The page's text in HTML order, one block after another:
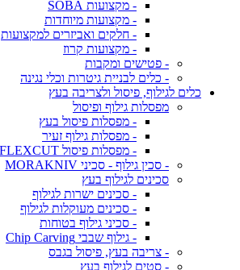
- מקצועות SOBA
- מקצועות מיוחדות
- חלקים ואביזרים למקצועות
- מקצועות קרוז
- פטישים ומקבות
- כלים לבניית גיטרות וכלי נגינה
כלים לגילוף, פיסול ולצריבה בעץ
מפסלות גילוף ופיסול
- מפסלות פיסול בעץ
- מפסלות גילוף זעיר
- מפסלות פיסול FLEXCUT
- סכין גילוף - סכיני MORAKNIV
סכינים לגילוף בעץ
- סכינים ישרות לגילוף
- סכינים מעוקלות לגילוף
- סכיני גילוף בטוחות
- גילוף שבבי Chip Carving
- צריבה בעץ, פיסול בגבס
- סטים לגילוף בעץ